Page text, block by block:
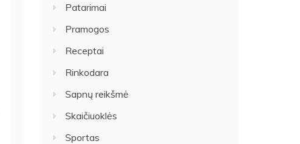
Patarimai
Pramogos
Receptai
Rinkodara
Sapnų reikšmė
Skaičiuoklės
Sportas